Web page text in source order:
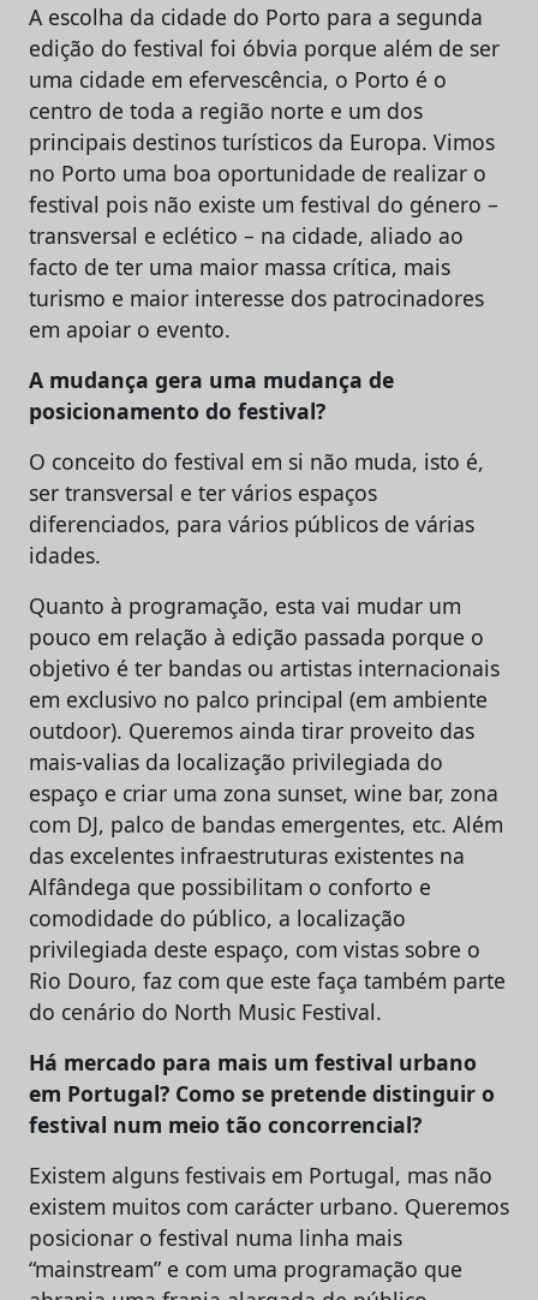
A escolha da cidade do Porto para a segunda
edição do festival foi óbvia porque além de ser
uma cidade em efervescência, o Porto é o
centro de toda a região norte e um dos
principais destinos turísticos da Europa. Vimos
no Porto uma boa oportunidade de realizar o
festival pois não existe um festival do género –
transversal e eclético – na cidade, aliado ao
facto de ter uma maior massa crítica, mais
turismo e maior interesse dos patrocinadores
em apoiar o evento.
A mudança gera uma mudança de
posicionamento do festival?
O conceito do festival em si não muda, isto é,
ser transversal e ter vários espaços
diferenciados, para vários públicos de várias
idades.
Quanto à programação, esta vai mudar um
pouco em relação à edição passada porque o
objetivo é ter bandas ou artistas internacionais
em exclusivo no palco principal (em ambiente
outdoor). Queremos ainda tirar proveito das
mais-valias da localização privilegiada do
espaço e criar uma zona sunset, wine bar, zona
com DJ, palco de bandas emergentes, etc. Além
das excelentes infraestruturas existentes na
Alfândega que possibilitam o conforto e
comodidade do público, a localização
privilegiada deste espaço, com vistas sobre o
Rio Douro, faz com que este faça também parte
do cenário do North Music Festival.
Há mercado para mais um festival urbano
em Portugal? Como se pretende distinguir o
festival num meio tão concorrencial?
Existem alguns festivais em Portugal, mas não
existem muitos com carácter urbano. Queremos
posicionar o festival numa linha mais
“mainstream” e com uma programação que